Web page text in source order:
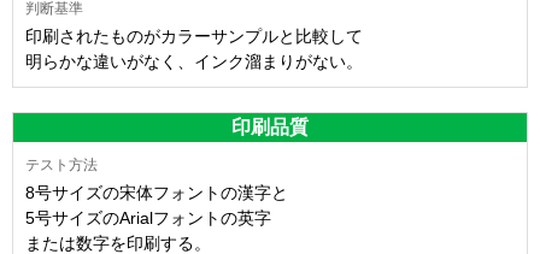
印刷されたものがカラーサンプルと比較して
明らかな違いがなく、インク溜まりがない。
印刷品質
8号サイズの宋体フォントの漢字と
5号サイズのArialフォントの英字
または数字を印刷する。